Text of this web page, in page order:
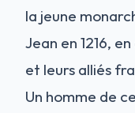
la jeune
Jean en 1216,
et leurs alliés
Un homme de